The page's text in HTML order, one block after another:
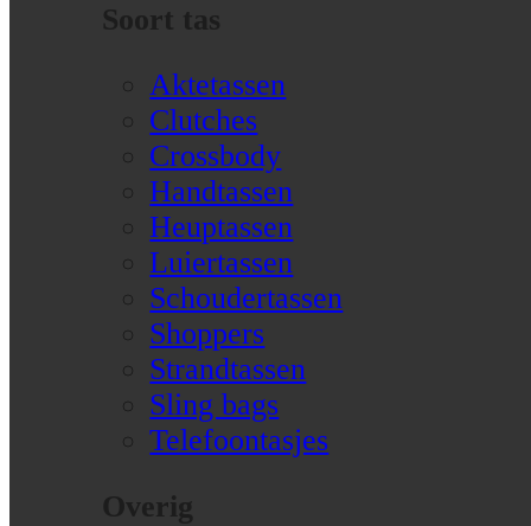
Soort tas
Aktetassen
Clutches
Crossbody
Handtassen
Heuptassen
Luiertassen
Schoudertassen
Shoppers
Strandtassen
Sling bags
Telefoontasjes
Overig